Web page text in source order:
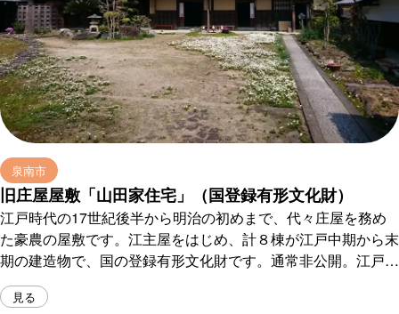
泉南市
旧庄屋屋敷「山田家住宅」（国登録有形文化財）
江戸時代の17世紀後半から明治の初めまで、代々庄屋を務め
た豪農の屋敷です。江主屋をはじめ、計８棟が江戸中期から末
期の建造物で、国の登録有形文化財です。通常非公開。江戸時
代の民家の遺構が良く保存され歴史景観に優れている貴重な建
築物として、平成14（2002）年には国の登録有形文化財にな
見る